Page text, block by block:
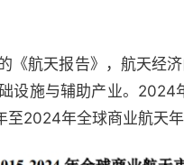
《航天报告》，航天经
设施与辅助产业。
2024年全球商业航天年